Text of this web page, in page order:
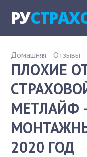
РУ
Домашняя Отзывы
ПЛОХИЕ
МЕТЛАЙФ
2020 ГОД